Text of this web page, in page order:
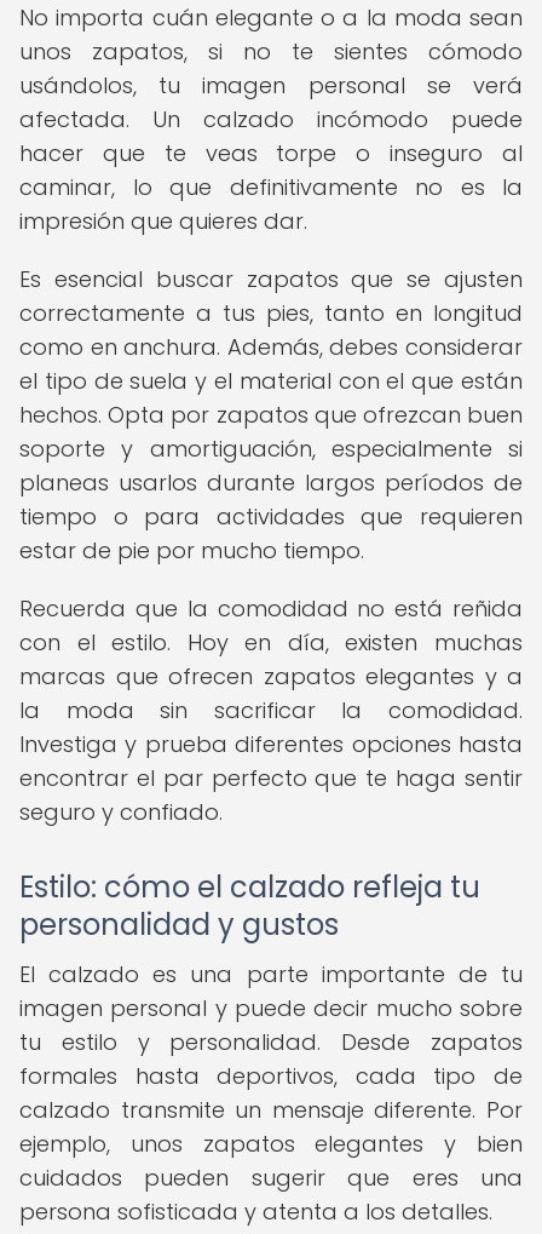
No importa cuán elegante o a la moda sean
unos zapatos, si no te sientes cómodo
usándolos, tu imagen personal se verá
afectada. Un calzado incómodo puede
hacer que te veas torpe o inseguro al
caminar, lo que definitivamente no es la
impresión que quieres dar.
Es esencial buscar zapatos que se ajusten
correctamente a tus pies, tanto en longitud
como en anchura. Además, debes considerar
el tipo de suela y el material con el que están
hechos. Opta por zapatos que ofrezcan buen
soporte y amortiguación, especialmente si
planeas usarlos durante largos períodos de
tiempo o para actividades que requieren
estar de pie por mucho tiempo.
Recuerda que la comodidad no está reñida
con el estilo. Hoy en día, existen muchas
marcas que ofrecen zapatos elegantes y a
la moda sin sacrificar la comodidad.
Investiga y prueba diferentes opciones hasta
encontrar el par perfecto que te haga sentir
seguro y confiado.
Estilo: cómo el calzado refleja tu
personalidad y gustos
El calzado es una parte importante de tu
imagen personal y puede decir mucho sobre
tu estilo y personalidad. Desde zapatos
formales hasta deportivos, cada tipo de
calzado transmite un mensaje diferente. Por
ejemplo, unos zapatos elegantes y bien
cuidados pueden sugerir que eres una
persona sofisticada y atenta a los detalles.